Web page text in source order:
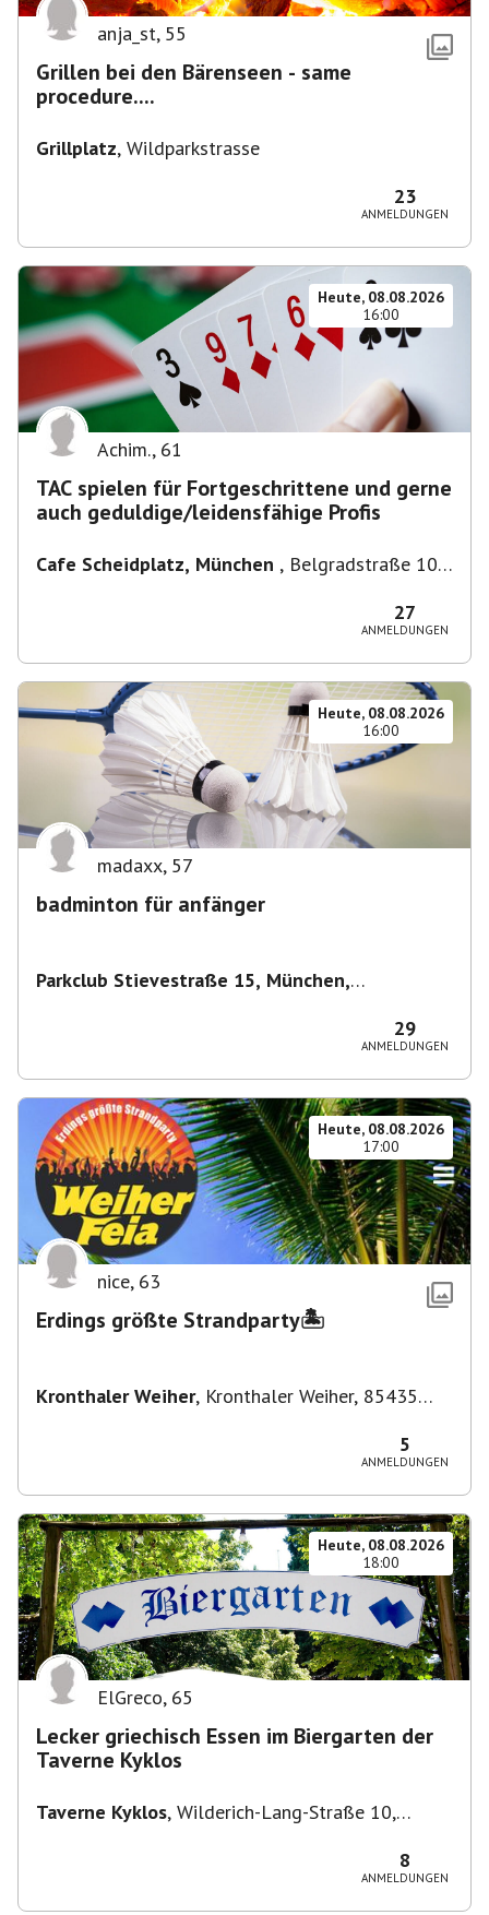
anja_st, 55
Grillen bei den Bärenseen - same
procedure....
Grillplatz, Wildparkstrasse
23
ANMELDUNGEN
Heute, 08.08.2026
16:00
Achim., 61
TAC spielen für Fortgeschrittene und gerne
auch geduldige/leidensfähige Profis
Cafe Scheidplatz, München , Belgradstraße 104,
27
ANMELDUNGEN
Heute, 08.08.2026
16:00
madaxx, 57
badminton für anfänger
Parkclub Stievestraße 15, München,
29
ANMELDUNGEN
Heute, 08.08.2026
17:00
nice, 63
Erdings größte Strandparty🏝️
Kronthaler Weiher, Kronthaler Weiher, 85435
5
ANMELDUNGEN
Heute, 08.08.2026
18:00
ElGreco, 65
Lecker griechisch Essen im Biergarten der
Taverne Kyklos
Taverne Kyklos, Wilderich-Lang-Straße 10,
8
ANMELDUNGEN